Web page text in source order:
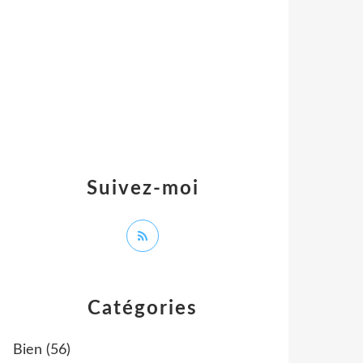
Catégories
Bien (56)
Suivez-moi